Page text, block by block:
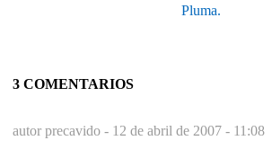
Pluma.
3 COMENTARIOS
autor precavido - 12 de abril de 2007 - 11:08